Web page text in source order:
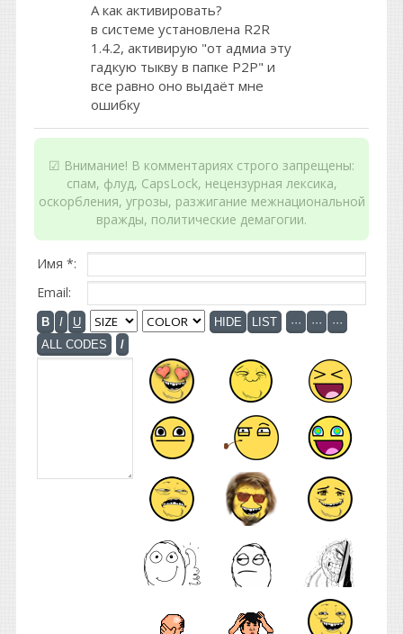
А как активировать?
в системе установлена R2R
1.4.2, активирую "от адмиа эту
гадкую тыкву в папке Р2Р" и
все равно оно выдаёт мне
ошибку
☑ Внимание! В комментариях строго запрещены:
спам, флуд, CapsLock, нецензурная лексика,
оскорбления, угрозы, разжигание межнациональной
вражды, политические демагогии.
Имя *:
Email: